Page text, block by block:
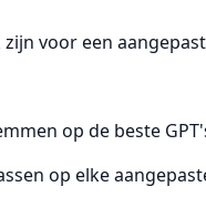
voor een
op de beste
op elke